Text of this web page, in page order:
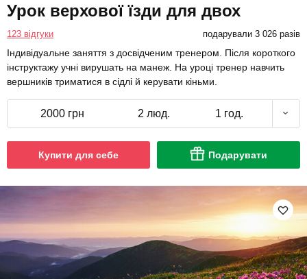
Урок верхової їзди для двох
123 відгуки подарували 3 026 разів
Індивідуальне заняття з досвідченим тренером. Після короткого
інструктажу учні вирушать на манеж. На уроці тренер навчить
вершників триматися в сідлі й керувати кіньми.
2000 грн 2 люд. 1 год.
Купити для себе Подарувати